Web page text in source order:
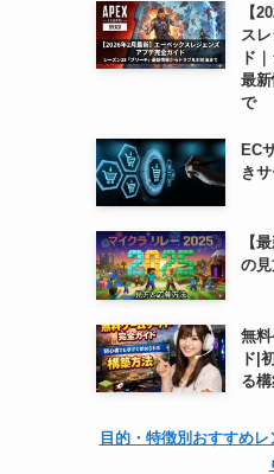
【
ス
ド
最
で
EC
き
【
の
無
ド|
る
目的・特徴別おすすめ